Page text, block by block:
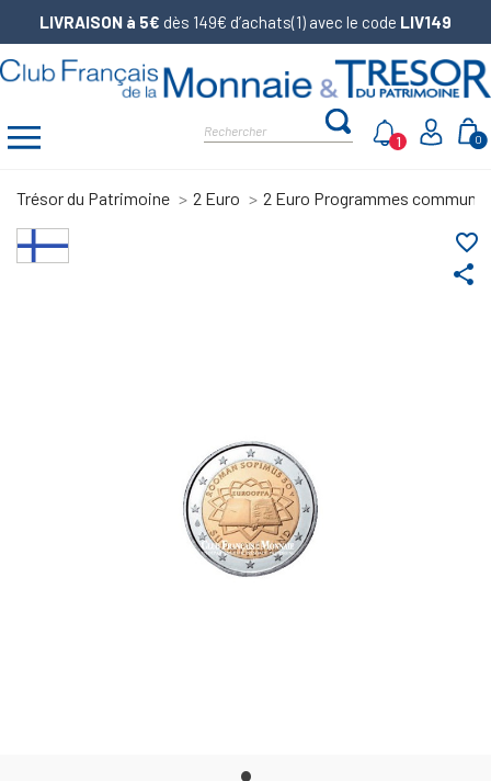
LIVRAISON à 5€ dès 149€ d’achats(1) avec le code LIV149
0
1
Trésor du Patrimoine 2 Euro 2 Euro Programmes communs
share
favorite_border